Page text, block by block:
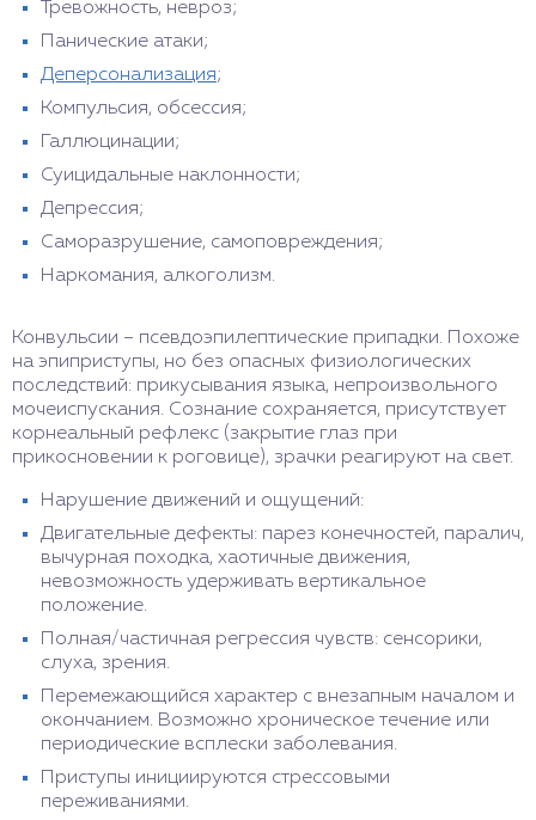
Тревожность, невроз;
Панические атаки;
Деперсонализация;
Компульсия, обсессия;
Галлюцинации;
Суицидальные наклонности;
Депрессия;
Саморазрушение, самоповреждения;
Наркомания, алкоголизм.
Конвульсии – псевдоэпилептические припадки. Похоже
на эпиприступы, но без опасных физиологических
последствий: прикусывания языка, непроизвольного
мочеиспускания. Сознание сохраняется, присутствует
корнеальный рефлекс (закрытие глаз при
прикосновении к роговице), зрачки реагируют на свет.
Нарушение движений и ощущений:
Двигательные дефекты: парез конечностей, паралич,
вычурная походка, хаотичные движения,
невозможность удерживать вертикальное
положение.
Полная/частичная регрессия чувств: сенсорики,
слуха, зрения.
Перемежающийся характер с внезапным началом и
окончанием. Возможно хроническое течение или
периодические всплески заболевания.
Приступы инициируются стрессовыми
переживаниями.